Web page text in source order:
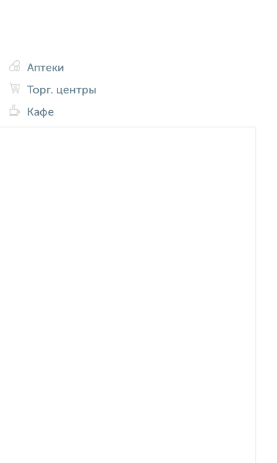
Аптеки
Торг. центры
Кафе